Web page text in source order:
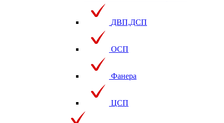
ДВП,ДСП
ОСП
Фанера
ЦСП